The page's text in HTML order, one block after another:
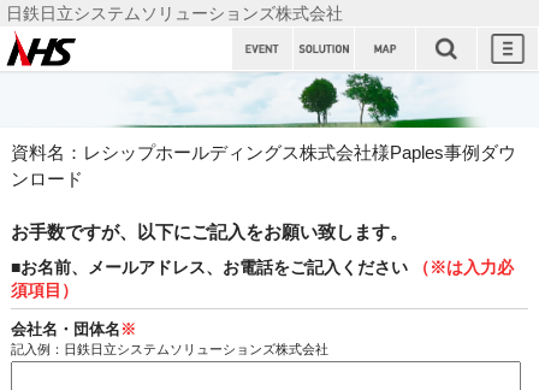
日鉄日立システムソリューションズ株式会社
ションズ
株式会社
資料名：レシップホールディングス株式会社様Paples事例ダウ
ンロード
お手数ですが、以下にご記入をお願い致します。
■お名前、メールアドレス、お電話をご記入ください（※は入力必
須項目）
会社名・団体名 ※
記入例：日鉄日立システムソリューションズ株式会社